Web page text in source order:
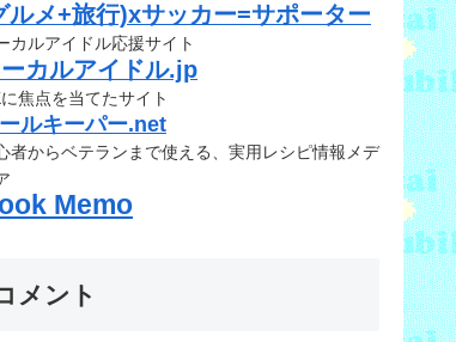
ルメ+旅行)xサッカー=サポーター
カルアイドル応援サイト
ーカルアイドル.jp
焦点を当てたサイト
ルキーパー.net
者からベテランまで使える、実用レシピ情報メデ
Memo
メント